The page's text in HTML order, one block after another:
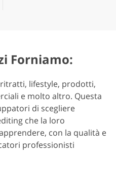
Forniamo:
lifestyle, prodotti,
e molto altro. Questa
di scegliere
che la loro
con la qualità e
professionisti